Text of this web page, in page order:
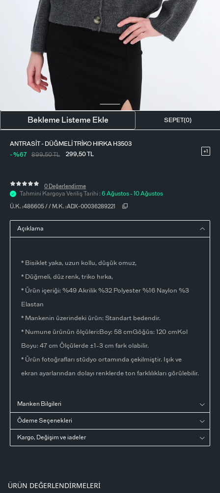
Açıklama
* Bisiklet yaka, uzun kollu, düşük omuz,
* Düğmeli, düz renk, triko hırka,
* Ürün içeriği: %49 Akrilik %32 Polyester %16 Naylon %3
Elastan
* Mankenin üzerindeki ürün: Standart bedendir.
* Numune ürünün ölçüleri:Boy: 58 cmGöğüs: 120 cmKol
Boyu: 47 cm Ölçülerde ±1-3 cm fark olabilir.
* Ürün fotoğrafları stüdyo ortamında çekilmiştir. Işık ve
ekran ayarlarından dolayı renklerde ton farklılıkları görülebilir.
Manken Bilgileri
Ödeme Seçenekleri
Kargo, Değişim ve iadeler
Ü.K. :486605/ / M.K. :ADX-00036289221
ANTRASIT - DÜĞMELI TRIKO HIRKA H3503
899,50TL 299,50TL
- %67
+1
0 Değerlendirme
Tahmini Kargoya Veriliş Tarihi : 6 Ağustos - 10 Ağustos
SEPET(0)
Bekleme Listeme Ekle
ÜRÜN DEĞERLENDIRMELERI
T-SHIRT
GÖMLEK
BÜSTIYER
FULAR-SAÇ BANDI
PARFÜM
VÜCUT AKSESUARI